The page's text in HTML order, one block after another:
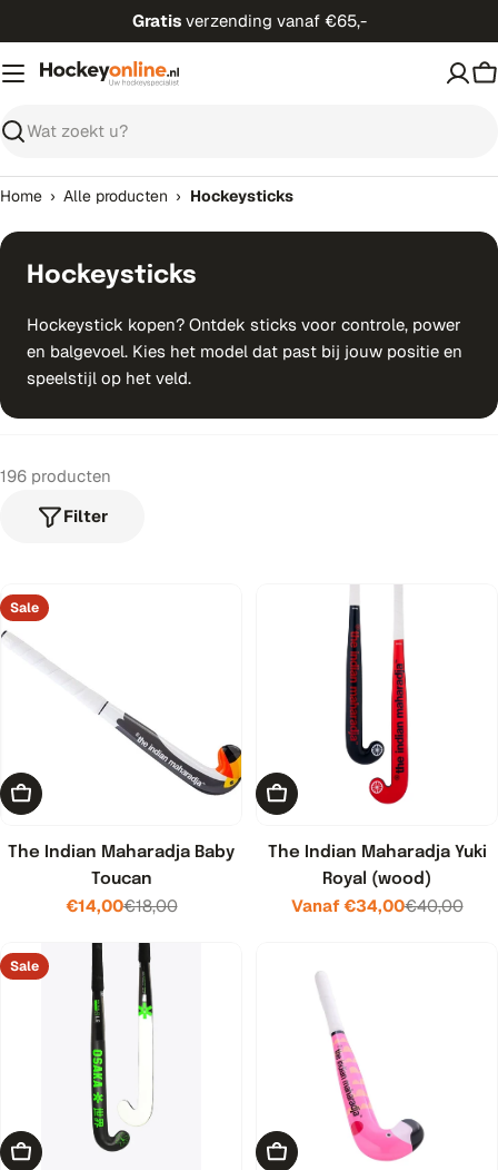
direct
naar
inhoud
Gratis verzending vanaf €65,-
Zoeken
Home › Alle producten › Hockeysticks
Hockeysticks
Hockeystick kopen? Ontdek sticks voor controle, power
en balgevoel. Kies het model dat past bij jouw positie en
speelstijl op het veld.
196 producten
Filter
Sale
Toevoegen aan winkelwagen
The Indian Maharadja Baby
Toucan
Verkoopprijs
€14,00Normale
€18,00
Kies opties
The Indian Maharadja Yuki
Royal (wood)
Verkoopprijs
Vanaf €34,00Normale
€40,00
Sale
Kies opties Kies opties